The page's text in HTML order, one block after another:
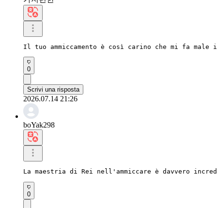
Il tuo ammiccamento è così carino che mi fa
0
Scrivi una risposta
2026.07.14 21:26
boYak298
La maestria di Rei nell'ammiccare è davvero
0